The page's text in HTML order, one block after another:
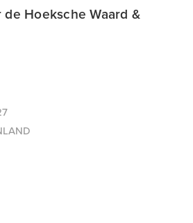
Hoeksche Waard &